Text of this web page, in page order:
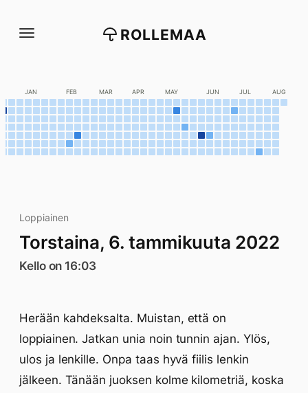
suoraan
ROLLEMAA
JAN FEB MAR APR MAY JUN JUL AUG
Loppiainen
Torstaina, 6. tammikuuta 2022
Kello on 16:03
Herään kahdeksalta. Muistan, että on
loppiainen. Jatkan unia noin tunnin ajan. Ylös,
ulos ja lenkille. Onpa taas hyvä fiilis lenkin
jälkeen. Tänään juoksen kolme kilometriä, koska